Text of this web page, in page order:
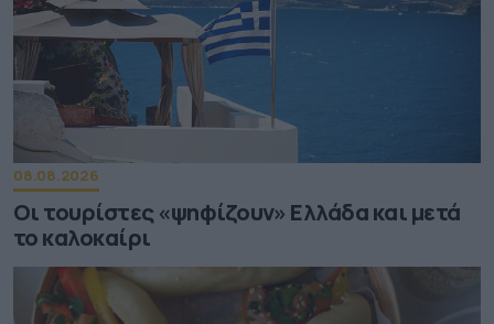
08.08.2026
Οι τουρίστες «ψηφίζουν» Ελλάδα και μετά
το καλοκαίρι